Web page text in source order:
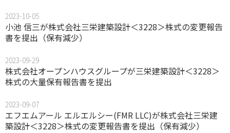
2023-10-05
小池 信三が株式会社三栄建築設計＜3228＞株式の変更報告
書を提出（保有減少）
2023-09-29
株式会社オープンハウスグループが三栄建築設計＜3228＞
株式の大量保有報告書を提出
2023-09-07
エフエムアール エルエルシー(FMR LLC)が株式会社三栄建
築設計＜3228＞株式の変更報告書を提出（保有減少）